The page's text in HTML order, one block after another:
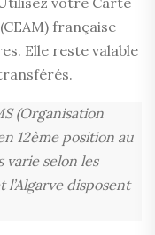
française
Elle reste valable
(Organisation
12ème position au
varie selon les
l’Algarve disposent